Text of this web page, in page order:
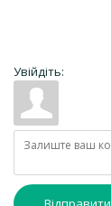
Увійдіть: